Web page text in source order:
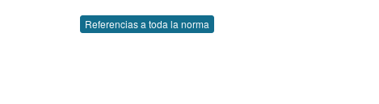
Referencias a toda la norma